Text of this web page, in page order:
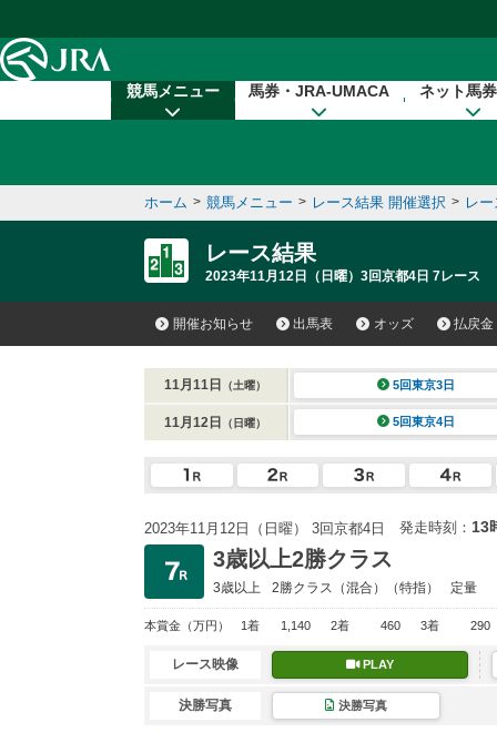
競馬メニュー 馬券・JRA-UMACA ネット馬
ホーム > 競馬メニュー > レース結果 開催選択 > レ
レース結果
2023年11月12日（日曜）3回京都4日 7レース
開催お知らせ 出馬表 オッズ 払戻金
11月11日 （土曜） 5回東京3日
11月12日 （日曜） 5回東京4日
2023年11月12日（日曜） 3回京都4日 発走時刻： 13
3歳以上2勝クラス
3歳以上 2勝クラス （混合）（特指） 定量
本賞金 （万円） 1着 1,140 2着 460 3着 290
レース映像 PLAY
決勝写真 決勝写真